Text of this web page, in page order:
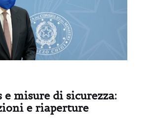
e misure di sicurezza:
e riaperture